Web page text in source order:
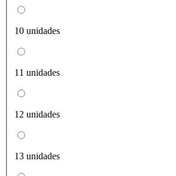
10 unidades
11 unidades
12 unidades
13 unidades